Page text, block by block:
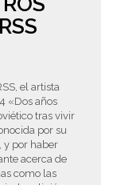
el artista
«Dos años
tras vivir
por su
y por haber
acerca de
como las